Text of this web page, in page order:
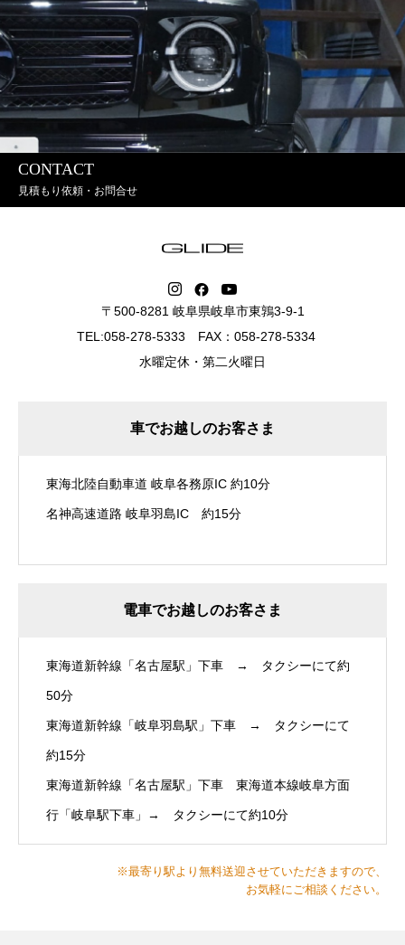
CONTACT
見積もり依頼・お問合せ
〒500-8281 岐阜県岐阜市東鶉3-9-1
TEL:058-278-5333 FAX：058-278-5334
水曜定休・第二火曜日
車でお越しのお客さま
東海北陸自動車道 岐阜各務原IC 約10分
名神高速道路 岐阜羽島IC 約15分
電車でお越しのお客さま
東海道新幹線「名古屋駅」下車 → タクシーにて約
50分
東海道新幹線「岐阜羽島駅」下車 → タクシーにて
約15分
東海道新幹線「名古屋駅」下車 東海道本線岐阜方面
行「岐阜駅下車」→ タクシーにて約10分
※最寄り駅より無料送迎させていただきますので、
お気軽にご相談ください。